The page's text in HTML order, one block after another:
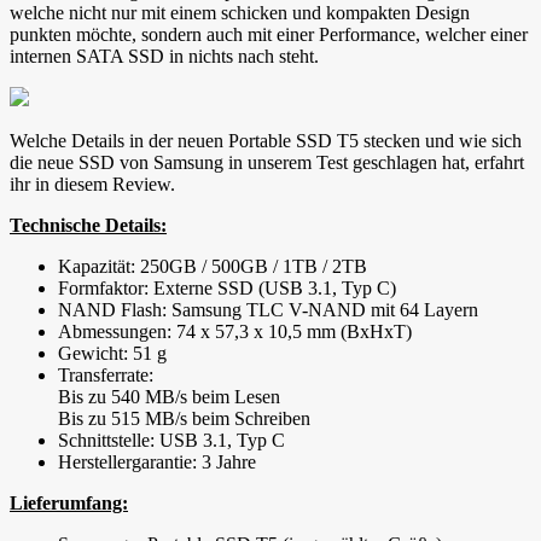
welche nicht nur mit einem schicken und kompakten Design
punkten möchte, sondern auch mit einer Performance, welcher einer
internen SATA SSD in nichts nach steht.
Welche Details in der neuen Portable SSD T5 stecken und wie sich
die neue SSD von Samsung in unserem Test geschlagen hat, erfahrt
ihr in diesem Review.
Technische Details:
Kapazität: 250GB / 500GB / 1TB / 2TB
Formfaktor: Externe SSD (USB 3.1, Typ C)
NAND Flash: Samsung TLC V-NAND mit 64 Layern
Abmessungen: 74 x 57,3 x 10,5 mm (BxHxT)
Gewicht: 51 g
Transferrate:
Bis zu 540 MB/s beim Lesen
Bis zu 515 MB/s beim Schreiben
Schnittstelle: USB 3.1, Typ C
Herstellergarantie: 3 Jahre
Lieferumfang: